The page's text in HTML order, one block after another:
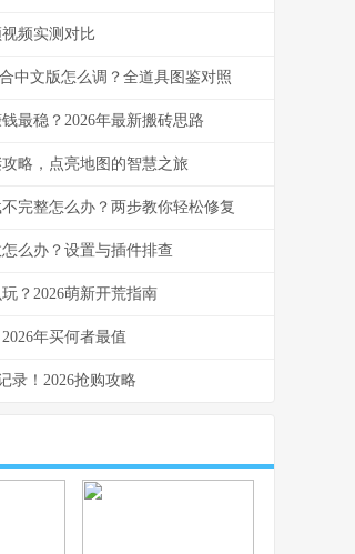
频实测对比
中文版怎么调？全道具图鉴对照
最稳？2026年最新搬砖思路
略，点亮地图的智慧之旅
完整怎么办？两步教你轻松修复
么办？设置与插件排查
？2026萌新开荒指南
年买何者最值
录！2026抢购攻略